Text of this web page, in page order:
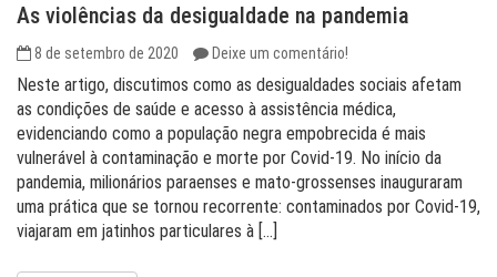
As violências da desigualdade na pandemia
8 de setembro de 2020 Deixe um comentário!
Neste artigo, discutimos como as desigualdades sociais afetam
as condições de saúde e acesso à assistência médica,
evidenciando como a população negra empobrecida é mais
vulnerável à contaminação e morte por Covid-19. No início da
pandemia, milionários paraenses e mato-grossenses inauguraram
uma prática que se tornou recorrente: contaminados por Covid-19,
viajaram em jatinhos particulares à […]